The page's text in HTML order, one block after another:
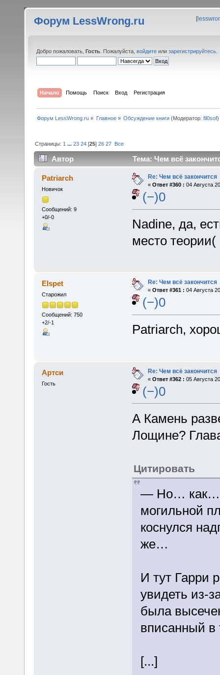
Форум LessWrong.ru [
Добро пожаловать, Гость . Пожалуйста, войдите или зарегистрируйтесь
Начало Помощь Поиск Вход Регистрация
Форум LessWrong.ru » Главное» Обсуждение книги(Модератор: fil0sof)
Страницы: 1 ...23 24 [25]26 27 Все
Автор Тема: Чем всё
Patriarch
Новичок
Сообщений: 9
+0/-0
Re: Чем всё закончится
« Ответ #360 : 04 Августа
(−)0
Nadine, да,
место теории(
Elspet
Старожил
Сообщений: 750
+2/-1
Re: Чем всё закончится
« Ответ #361 : 04 Августа
(−)0
Patriarch,
Артси
Гость
Re: Чем всё закончится
« Ответ #362 : 05 Августа
(−)0
А Камень
Лощине?
Цитировать
— Но… как…
могильной
коснулся
же…
И тут Гарри
увидеть из-
была
вписанный в
[...]